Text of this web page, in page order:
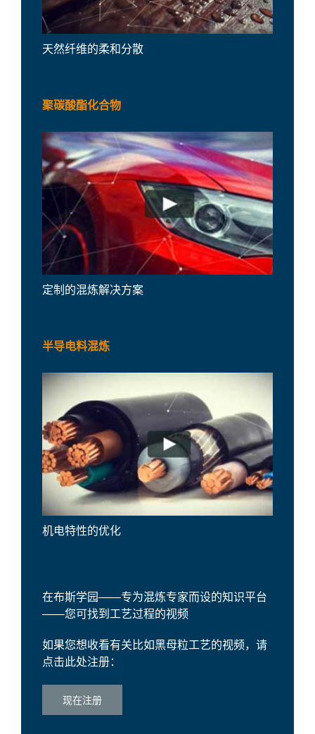
天然纤维的柔和分散
聚碳酸酯化合物
定制的混炼解决方案
半导电料混炼
机电特性的优化
在布斯学园——专为混炼专家而设的知识平台
——您可找到工艺过程的视频
如果您想收看有关比如黑母粒工艺的视频，请
点击此处注册：
现在注册